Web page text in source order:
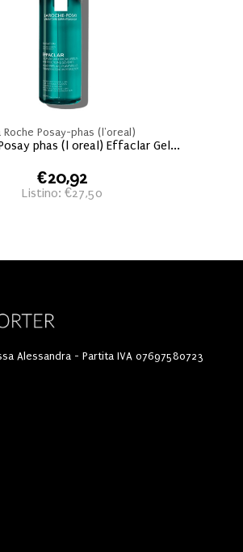
Roche Posay-phas (l'oreal)
phas (l oreal) Effaclar Gel...
€20,92
Listino: €27,50
Alessandra - Partita IVA 07697580723